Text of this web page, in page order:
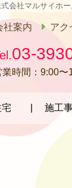
会社マルサイホー
社案内 アク
03-
業時間：9:00〜
宅 施工